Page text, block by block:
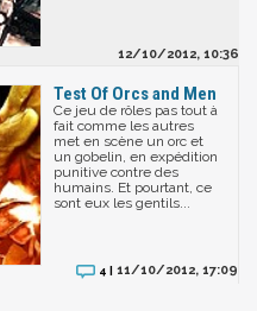
12/10/2012, 10:36
Test Of Orcs and Men
Ce jeu de rôles pas tout à
fait comme les autres
met en scène un orc et
un gobelin, en expédition
punitive contre des
humains. Et pourtant, ce
sont eux les gentils...
4 | 11/10/2012, 17:09